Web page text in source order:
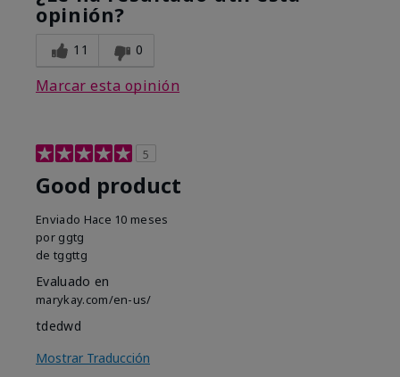
opinión?
11 0
Marcar esta opinión
5
Good product
Enviado Hace 10 meses
por ggtg
de tggttg
Evaluado en
marykay.com/en-us/
tdedwd
Mostrar Traducción